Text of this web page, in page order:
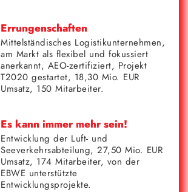
Errungenschaften
Mittelständisches Logistikunternehmen,
am Markt als flexibel und fokussiert
anerkannt, AEO-zertifiziert, Projekt
T2020 gestartet, 18,30 Mio. EUR
Umsatz, 150 Mitarbeiter.
Es kann immer mehr sein!
Entwicklung der Luft- und
Seeverkehrsabteilung, 27,50 Mio. EUR
Umsatz, 174 Mitarbeiter, von der
EBWE unterstützte
Entwicklungsprojekte.